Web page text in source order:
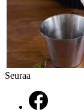
Seuraa